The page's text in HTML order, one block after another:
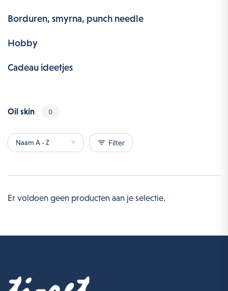
Borduren, smyrna, punch needle
Hobby
Cadeau ideetjes
Oil skin 0
filter_list Filter
Er voldoen geen producten aan je selectie.